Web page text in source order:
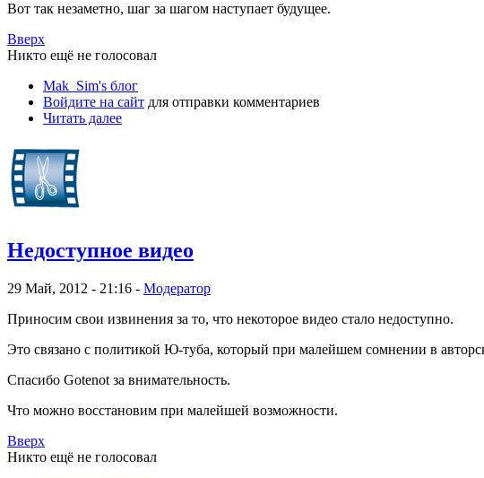
Вот так незаметно, шаг за шагом наступает будущее.
Вверх
Никто ещё не голосовал
Mak_Sim's блог
Войдите на сайт для отправки комментариев
Читать далее
Недоступное видео
29 Май, 2012 - 21:16 - Модератор
Приносим свои извинения за то, что некоторое видео стало недоступно.
Это связано с политикой Ю-туба, который при малейшем сомнении в
Спасибо Gotenot за внимательность.
Что можно восстановим при малейшей возможности.
Вверх
Никто ещё не голосовал